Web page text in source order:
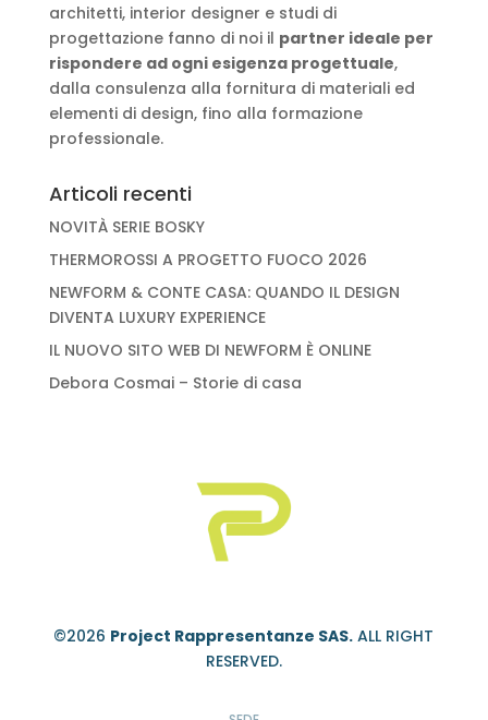
architetti, interior designer e studi di
progettazione fanno di noi il partner ideale per
rispondere ad ogni esigenza progettuale,
dalla consulenza alla fornitura di materiali ed
elementi di design, fino alla formazione
professionale.
Articoli recenti
NOVITÀ SERIE BOSKY
THERMOROSSI A PROGETTO FUOCO 2026
NEWFORM & CONTE CASA: QUANDO IL DESIGN
DIVENTA LUXURY EXPERIENCE
IL NUOVO SITO WEB DI NEWFORM È ONLINE
Debora Cosmai – Storie di casa
©2026 Project Rappresentanze SAS. ALL RIGHT
RESERVED.